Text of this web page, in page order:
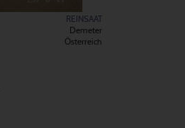
REINSAAT
Demeter
Österreich